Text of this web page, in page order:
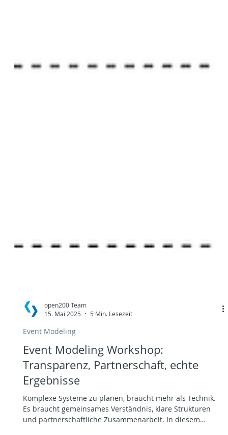
open200 Team
Event Modeling
Event Modeling Workshop:
Transparenz, Partnerschaft, echte
Ergebnisse
Komplexe Systeme zu planen, braucht mehr als Technik.